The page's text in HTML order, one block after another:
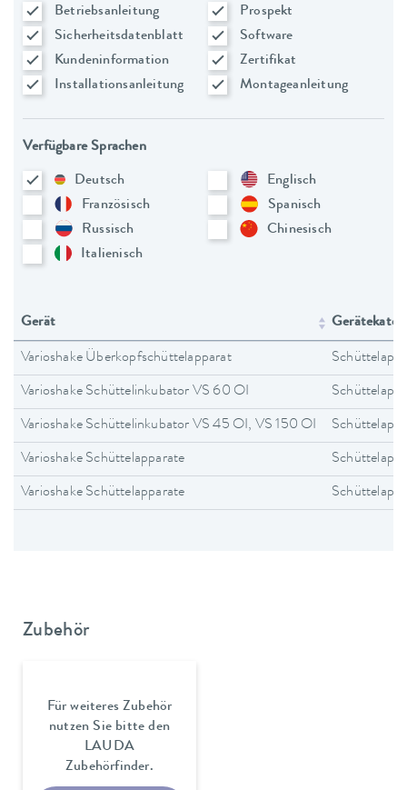
Betriebsanleitung
Prospekt
Sicherheitsdatenblatt
Software
Kundeninformation
Zertifikat
Installationsanleitung
Montageanleitung
Verfügbare Sprachen
Deutsch
Englisch
Französisch
Spanisch
Russisch
Chinesisch
Italienisch
Gerät
Varioshake Überkopfschüttelapparat
Varioshake Schüttelinkubator VS 60 OI
Varioshake Schüttelinkubator VS 45 OI, VS 150 OI
Varioshake Schüttelapparate
Varioshake Schüttelapparate
Zubehör
Für weiteres Zubehör
nutzen Sie bitte den
LAUDA
Zubehörfinder.